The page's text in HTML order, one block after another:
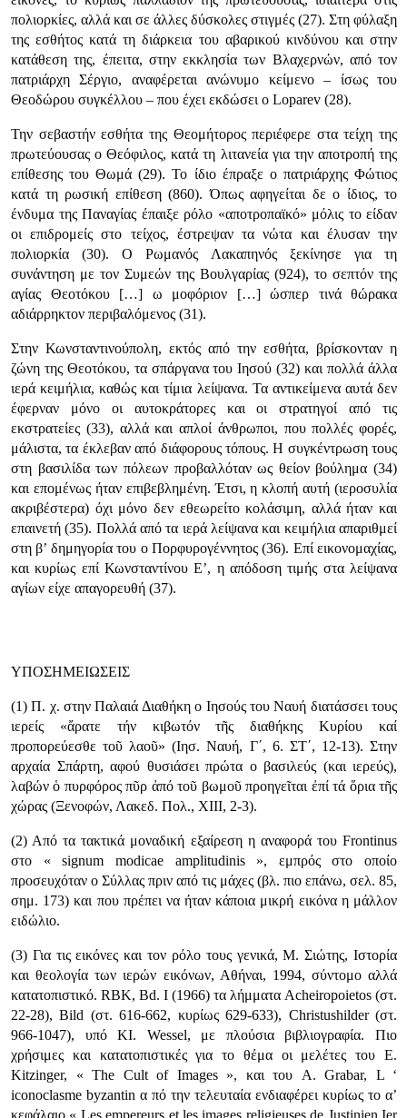
πολιορκίες, αλλά και σε άλλες δύσκολες στιγμές (27). Στη φύλαξη
της εσθήτος κατά τη διάρκεια του αβαρικού κινδύνου και στην
κατάθεση της, έπειτα, στην εκκλησία των Βλαχερνών, από τον
πατριάρχη Σέργιο, αναφέρεται ανώνυμο κείμενο – ίσως του
Θεοδώρου συγκέλλου – που έχει εκδώσει ο Loparev (28).
Την σεβαστήν εσθήτα της Θεομήτορος περιέφερε στα τείχη της
πρωτεύουσας ο Θεόφιλος, κατά τη λιτανεία για την αποτροπή της
επίθεσης του Θωμά (29). Το ίδιο έπραξε ο πατριάρχης Φώτιος
κατά τη ρωσική επίθεση (860). Όπως αφηγείται δε ο ίδιος, το
ένδυμα της Παναγίας έπαιξε ρόλο «αποτροπαϊκό» μόλις το είδαν
οι επιδρομείς στο τείχος, έστρεψαν τα νώτα και έλυσαν την
πολιορκία (30). Ο Ρωμανός Λακαπηνός ξεκίνησε για τη
συνάντηση με τον Συμεών της Βουλγαρίας (924), το σεπτόν της
αγίας Θεοτόκου […] ω μοφόριον […] ώσπερ τινά θώρακα
αδιάρρηκτον περιβαλόμενος (31).
Στην Κωνσταντινούπολη, εκτός από την εσθήτα, βρίσκονταν η
ζώνη της Θεοτόκου, τα σπάργανα του Ιησού (32) και πολλά άλλα
ιερά κειμήλια, καθώς και τίμια λείψανα. Τα αντικείμενα αυτά δεν
έφερναν μόνο οι αυτοκράτορες και οι στρατηγοί από τις
εκστρατείες (33), αλλά και απλοί άνθρωποι, που πολλές φορές,
μάλιστα, τα έκλεβαν από διάφορους τόπους. Η συγκέντρωση τους
στη βασιλίδα των πόλεων προβαλλόταν ως θείον βούλημα (34)
και επομένως ήταν επιβεβλημένη. Έτσι, η κλοπή αυτή (ιεροσυλία
ακριβέστερα) όχι μόνο δεν εθεωρείτο κολάσιμη, αλλά ήταν και
επαινετή (35). Πολλά από τα ιερά λείψανα και κειμήλια απαριθμεί
στη β’ δημηγορία του ο Πορφυρογέννητος (36). Επί εικονομαχίας,
και κυρίως επί Κωνσταντίνου Ε’, η απόδοση τιμής στα λείψανα
αγίων είχε απαγορευθή (37).
ΥΠΟΣΗΜΕΙΩΣΕΙΣ
(1) Π. χ. στην Παλαιά Διαθήκη ο Ιησούς του Ναυή διατάσσει τους
ιερείς «ἄρατε τήν κιβωτόν τῆς διαθήκης Κυρίου καί
προπορεύεσθε τοῦ λαοῦ» (Ιησ. Ναυή, Γ΄, 6. ΣΤ΄, 12-13). Στην
αρχαία Σπάρτη, αφού θυσιάσει πρώτα ο βασιλεύς (και ιερεύς),
λαβών ὁ πυρφόρος πῦρ ἀπό τοῦ βωμοῦ προηγεῖται ἐπί τά ὅρια τῆς
χώρας (Ξενοφών, Λακεδ. Πολ., XIII, 2-3).
(2) Από τα τακτικά μοναδική εξαίρεση η αναφορά του Frontinus
στο « signum modicae amplitudinis », εμπρός στο οποίο
προσευχόταν ο Σύλλας πριν από τις μάχες (βλ. πιο επάνω, σελ. 85,
σημ. 173) και που πρέπει να ήταν κάποια μικρή εικόνα η μάλλον
ειδώλιο.
(3) Για τις εικόνες και τον ρόλο τους γενικά, Μ. Σιώτης, Ιστορία
και θεολογία των ιερών εικόνων, Αθήναι, 1994, σύντομο αλλά
κατατοπιστικό. RBK, Bd. Ι (1966) τα λήμματα Acheiropoietos (στ.
22-28), Bild (στ. 616-662, κυρίως 629-633), Christushilder (στ.
966-1047), υπό ΚΙ. Wessel, με πλούσια βιβλιογραφία. Πιο
χρήσιμες και κατατοπιστικές για το θέμα οι μελέτες του Ε.
Kitzinger, « The Cult of Images », και του A. Grabar, L ‘
iconoclasme byzantin α πό την τελευταία ενδιαφέρει κυρίως το α’
κεφάλαιο « Les empereurs et les images religieuses de Justinien Ier